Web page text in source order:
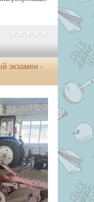
экзамен -